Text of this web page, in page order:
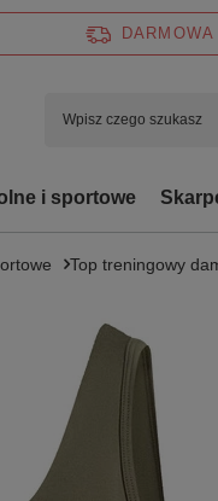
i sportowe
Top treningowy